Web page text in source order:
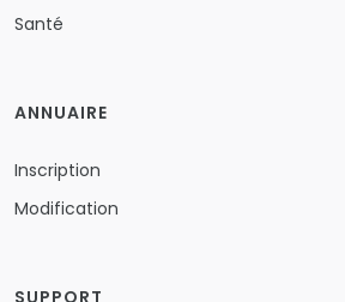
Santé
ANNUAIRE
Inscription
Modification
SUPPORT